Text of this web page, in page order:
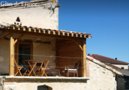
Gîtes de France